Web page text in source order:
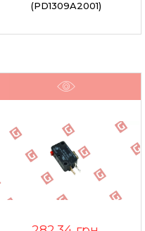
(PD1309A2001)